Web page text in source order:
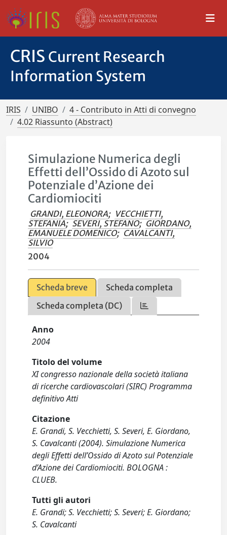
CRIS Current Research
Information System
IRIS UNIBO
4 - Contributo in Atti di convegno
4.02 Riassunto (Abstract)
Simulazione Numerica degli
Effetti dell’Ossido di Azoto sul
Potenziale d’Azione dei
Cardiomiociti
GRANDI, ELEONORA; VECCHIETTI,
STEFANIA; SEVERI, STEFANO; GIORDANO,
EMANUELE DOMENICO; CAVALCANTI,
SILVIO
2004
Scheda breve
Scheda completa
Scheda completa (DC)
Anno
2004
Titolo del volume
XI congresso nazionale della società italiana
di ricerche cardiovascolari (SIRC) Programma
definitivo Atti
Citazione
E. Grandi, S. Vecchietti, S. Severi, E. Giordano,
S. Cavalcanti (2004). Simulazione Numerica
degli Effetti dell’Ossido di Azoto sul Potenziale
d’Azione dei Cardiomiociti. BOLOGNA :
CLUEB.
Tutti gli autori
E. Grandi; S. Vecchietti; S. Severi; E. Giordano;
S. Cavalcanti